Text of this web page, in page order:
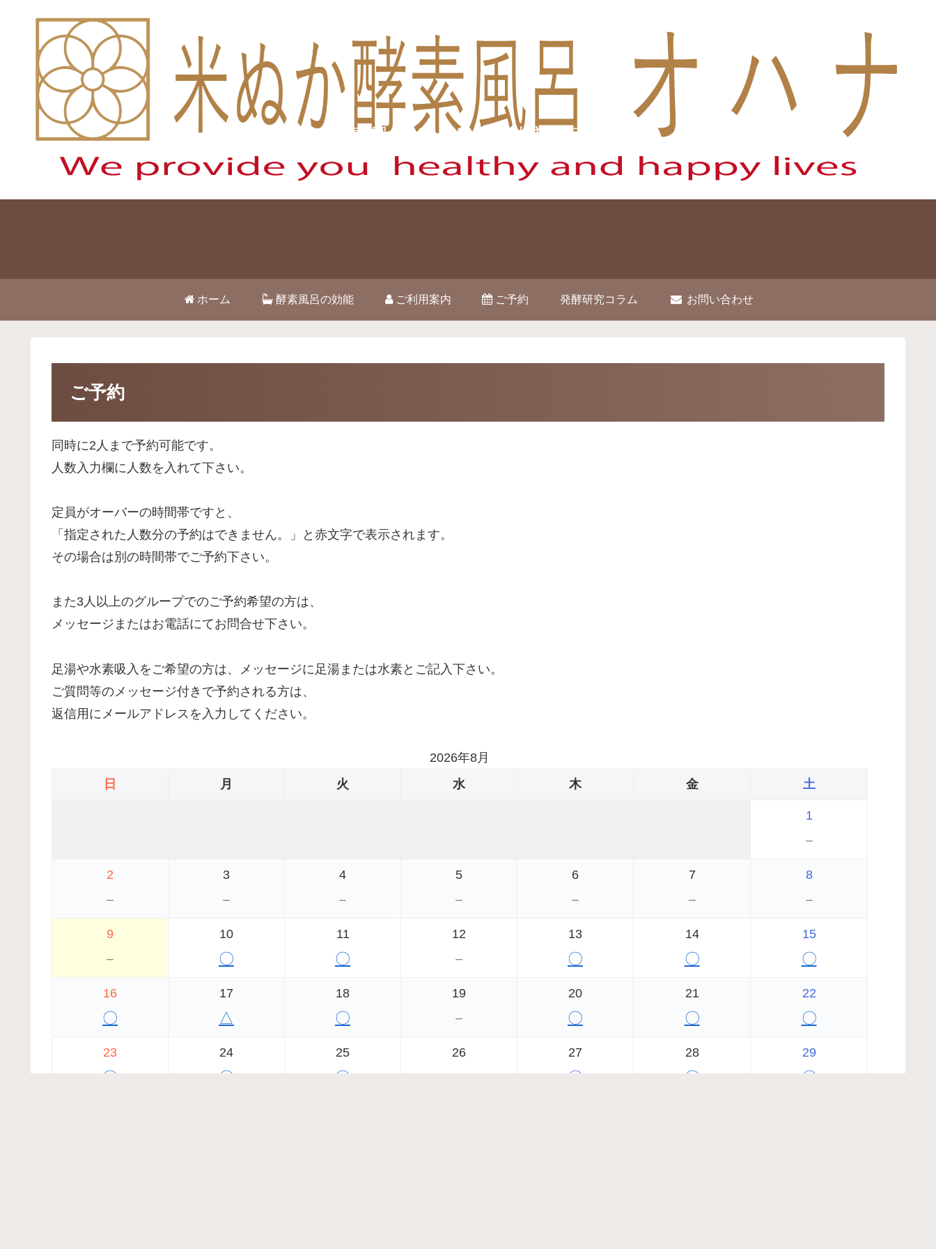
酵素風呂オハナ 藤枝市駿河台
ホーム 酵素風呂の効能 ご利用案内 ご予約 発酵研究コラム お問い合わせ
ご予約
同時に2人まで予約可能です。
人数入力欄に人数を入れて下さい。
定員がオーバーの時間帯ですと、
「指定された人数分の予約はできません。」と赤文字で表示されます。
その場合は別の時間帯でご予約下さい。
また3人以上のグループでのご予約希望の方は、
メッセージまたはお電話にてお問合せ下さい。
足湯や水素吸入をご希望の方は、メッセージに足湯または水素とご記入下さい。
ご質問等のメッセージ付きで予約される方は、
返信用にメールアドレスを入力してください。
2026年8月
日
月 火 水 木 金 土
1
－
2
－
3
－
4
－
5
－
6
－
7
－
8
－
9
－
10
〇
11
〇
12
－
13
〇
14
〇
15
〇
16
〇
17
△
18
〇
19
－
20
〇
21
〇
22
〇
23
〇
24
〇
25
〇
26 27
〇
28
〇
29
〇